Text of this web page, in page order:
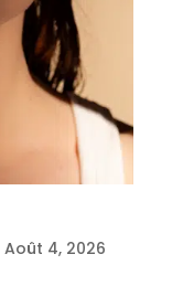
Août 4, 2026